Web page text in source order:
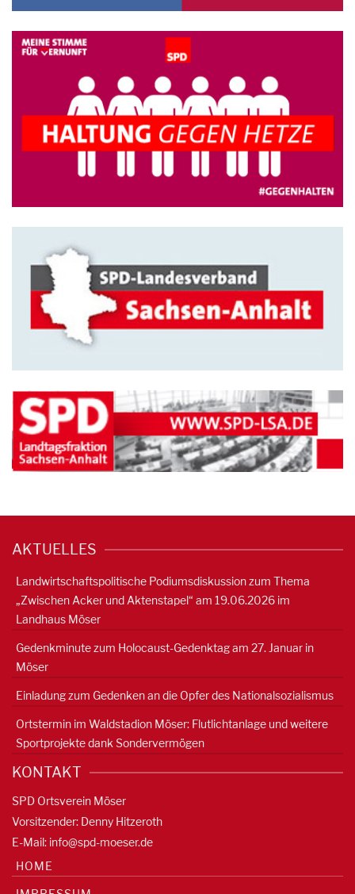
AKTUELLES
Landwirtschaftspolitische Podiumsdiskussion zum Thema
„Zwischen Acker und Aktenstapel“ am 19.06.2026 im
Landhaus Möser
Gedenkminute zum Holocaust-Gedenktag am 27. Januar in
Möser
Einladung zum Gedenken an die Opfer des Nationalsozialismus
Ortstermin im Waldstadion Möser: Flutlichtanlage und weitere
Sportprojekte dank Sondervermögen
KONTAKT
SPD Ortsverein Möser
Vorsitzender: Denny Hitzeroth
E-Mail: info@spd-moeser.de
HOME